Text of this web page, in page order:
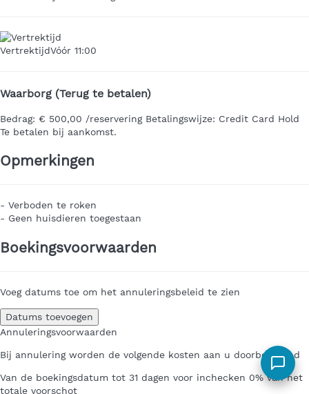
VertrektijdVóór 11:00
Waarborg (Terug te betalen)
Bedrag: € 500,00 /reservering Betalingswijze: Credit Card Hold
Te betalen bij aankomst.
Opmerkingen
- Verboden te roken
- Geen huisdieren toegestaan
Boekingsvoorwaarden
Voeg datums toe om het annuleringsbeleid te zien
Datums toevoegen
Annuleringsvoorwaarden
Bij annulering worden de volgende kosten aan u doorberekend
Van de boekingsdatum tot 31 dagen voor inchecken 0% van het
totale voorschot